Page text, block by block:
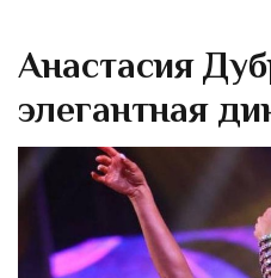
Анастасия
элегантная